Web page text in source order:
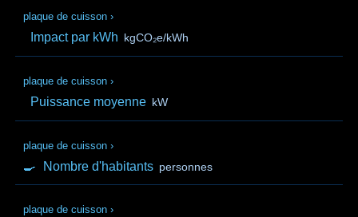
plaque de cuisson ›
Impact par kWh kgCO₂e/kWh
plaque de cuisson ›
Puissance moyenne kW
plaque de cuisson ›
🍳 Nombre d'habitants personnes
plaque de cuisson ›